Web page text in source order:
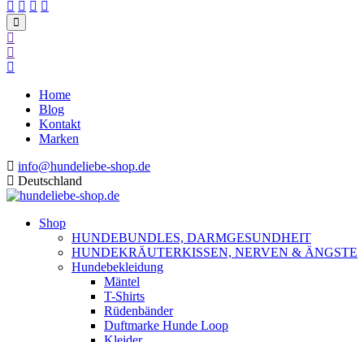
Home
Blog
Kontakt
Marken
info@hundeliebe-shop.de
Deutschland
Shop
HUNDEBUNDLES, DARMGESUNDHEIT
HUNDEKRÄUTERKISSEN, NERVEN & ÄNGSTE
Hundebekleidung
Mäntel
T-Shirts
Rüdenbänder
Duftmarke Hunde Loop